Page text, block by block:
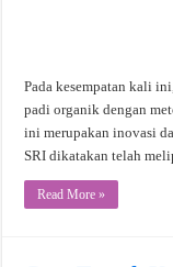
Pada kesempatan kali
padi organik dengan
ini merupakan inovasi
SRI dikatakan telah
Read More »